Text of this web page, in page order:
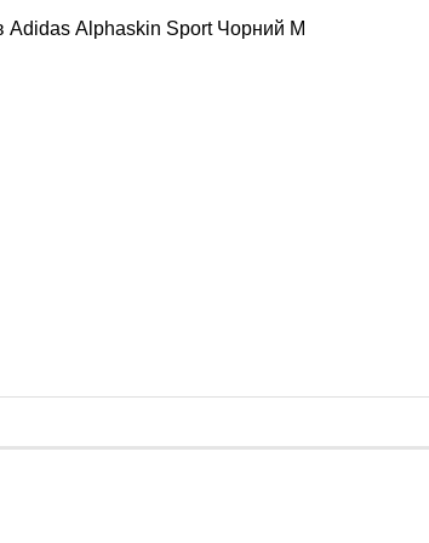
Adidas Alphaskin Sport Чорний M